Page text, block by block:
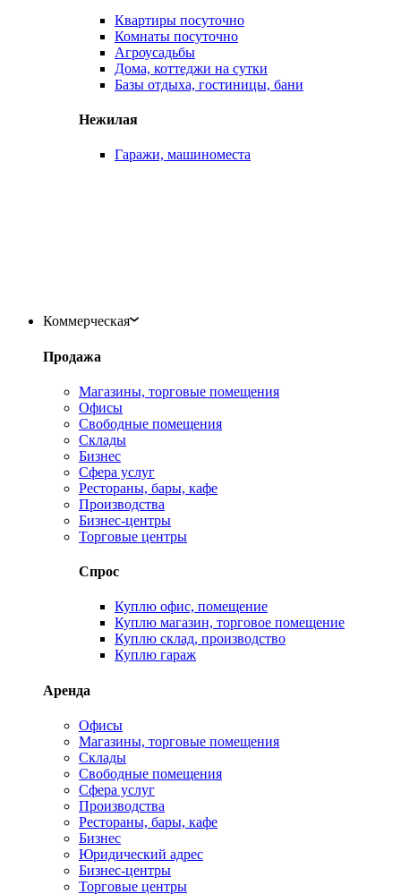
Квартиры посуточно
Комнаты посуточно
Агроусадьбы
Дома, коттеджи на сутки
Базы отдыха, гостиницы, бани
Нежилая
Гаражи, машиноместа
Коммерческая
Продажа
Магазины, торговые помещения
Офисы
Свободные помещения
Склады
Бизнес
Сфера услуг
Рестораны, бары, кафе
Производства
Бизнес-центры
Торговые центры
Спрос
Куплю офис, помещение
Куплю магазин, торговое помещение
Куплю склад, производство
Куплю гараж
Аренда
Офисы
Магазины, торговые помещения
Склады
Свободные помещения
Сфера услуг
Производства
Рестораны, бары, кафе
Бизнес
Юридический адрес
Бизнес-центры
Торговые центры